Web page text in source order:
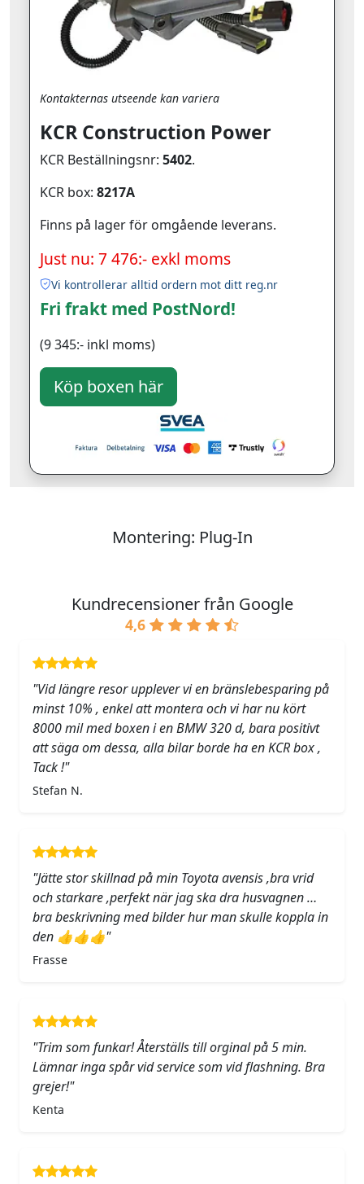
Kontakternas utseende kan variera
KCR Construction Power
KCR Beställningsnr: 5402.
KCR box: 8217A
Finns på lager för omgående leverans.
Just nu: 7 476:- exkl moms
Vi kontrollerar alltid ordern mot ditt reg.nr
Fri frakt med PostNord!
(9 345:- inkl moms)
Montering: Plug-In
Kundrecensioner från Google
4,6
"Vid längre resor upplever vi en bränslebesparing på
minst 10% , enkel att montera och vi har nu kört
8000 mil med boxen i en BMW 320 d, bara positivt
att säga om dessa, alla bilar borde ha en KCR box ,
Tack !"
Stefan N.
"Jätte stor skillnad på min Toyota avensis ,bra vrid
och starkare ,perfekt när jag ska dra husvagnen …
bra beskrivning med bilder hur man skulle koppla in
den 👍👍👍"
Frasse
"Trim som funkar! Återställs till orginal på 5 min.
Lämnar inga spår vid service som vid flashning. Bra
grejer!"
Kenta